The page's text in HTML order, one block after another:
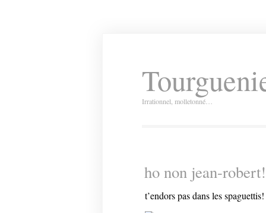
Irrationnel, molletonné…
ho non jean-robert!
t’endors pas dans les spaguettis!